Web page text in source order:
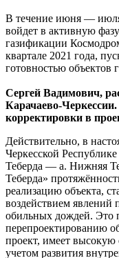
В течение июня — июля
войдет в активную
газификации
квартале 2021 года,
готовностью объектов
Сергей Вадимович,
Карачаево-
корректировки в
Действительно, в
Черкесской
Теберда — а. Нижняя
Теберда»
реализацию объекта,
воздействием явлений
обильных дождей. Это
перепроектированию
проект, имеет
учетом развития